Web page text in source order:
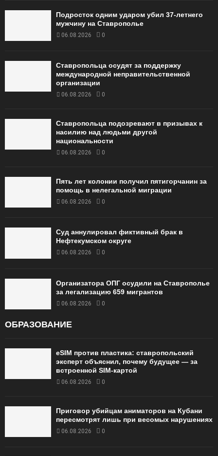
Подросток одним ударом убил 37-летнего
мужчину на Ставрополье
06.08.2026 0
Ставропольца осудят за поддержку
международной неправительственной
организации
06.08.2026 0
Ставропольца подозревают в призывах к
насилию над людьми другой
национальности
06.08.2026 0
Пять лет колонии получил пятигорчанин за
помощь в нелегальной миграции
06.08.2026 0
Суд аннулировал фиктивный брак в
Нефтекумском округе
06.08.2026 0
Организатора ОПГ осудили на Ставрополье
за легализацию 659 мигрантов
06.08.2026 0
ОБРАЗОВАНИЕ
eSIM против пластика: ставропольский
эксперт объяснил, почему будущее — за
встроенной SIM-картой
06.08.2026 0
Приговор убийцам аниматоров на Кубани
пересмотрят лишь при весомых нарушениях
06.08.2026 0